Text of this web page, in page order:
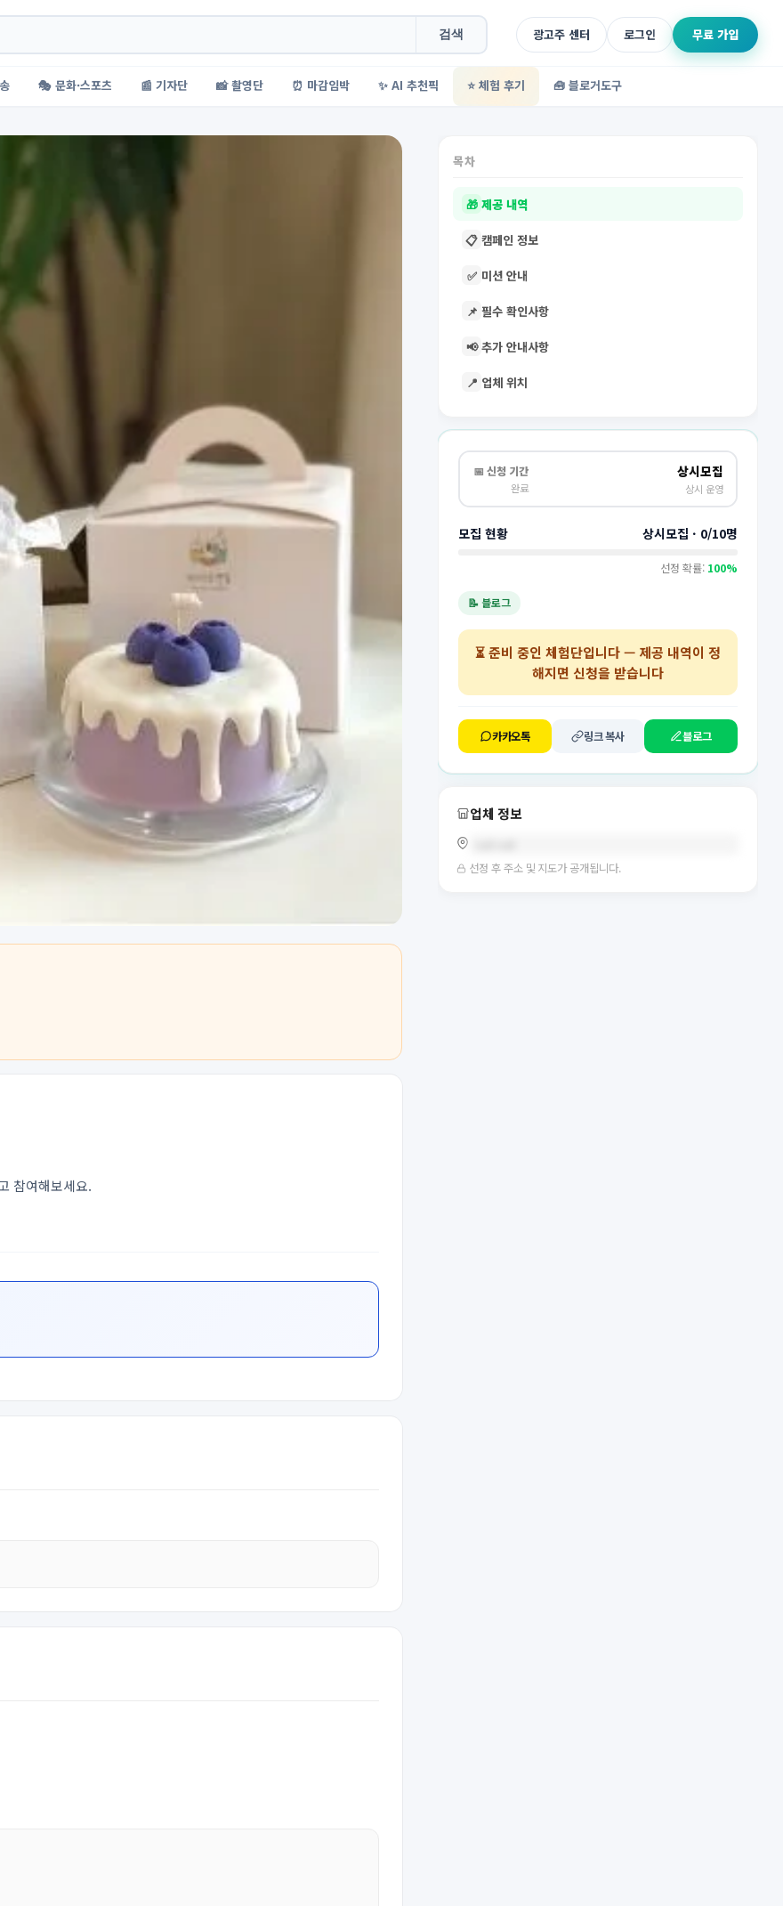
검색 광고주 센터 로그인 무료 가입
🎭 문화·스포츠 📰 기자단 📸 촬영단 ⏰ 마감임박 ✨ AI 추천픽 ⭐ 체험 후기 🧰 블로거도구
참여해보세요.
목차
🎁 제공 내역
📋 캠페인 정보
✅ 미션 안내
📌 필수 확인사항
📢 추가 안내사항
📍 업체 위치
📅 신청 기간
완료
상시모집
상시 운영
모집 현황 상시모집 · 0/10명
선정 확률: 100%
📝 블로그
⏳준비 중인 체험단입니다 — 제공 내역이 정
해지면 신청을 받습니다
카카오톡 링크 복사 블로그
업체 정보
선정 후 주소 및 지도가 공개됩니다.